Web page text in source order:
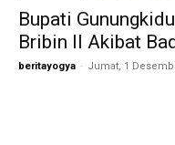
Bupati
Bribin II Akibat
beritayogya - Jumat, 1